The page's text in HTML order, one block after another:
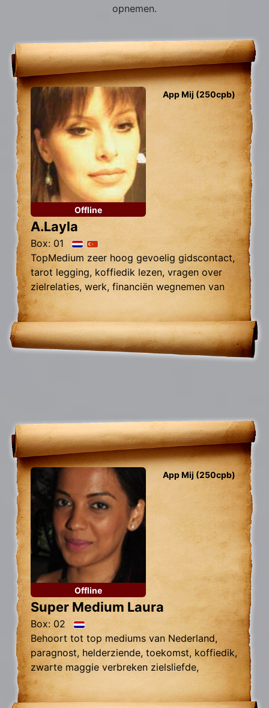
opnemen.
Offline
App Mij (250cpb)
A.Layla
Box: 01
TopMedium zeer hoog gevoelig gidscontact,
tarot legging, koffiedik lezen, vragen over
zielrelaties, werk, financiën wegnemen van
blokkades, relatie herstel
Offline
App Mij (250cpb)
Super Medium Laura
Box: 02
Behoort tot top mediums van Nederland,
paragnost, helderziende, toekomst, koffiedik,
zwarte maggie verbreken zielsliefde,
zielsverwanten, gidscontact,
relatieproblemen, levensvragen.